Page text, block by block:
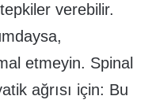
verebilir.
etmeyin. Spinal
ağrısı için: Bu